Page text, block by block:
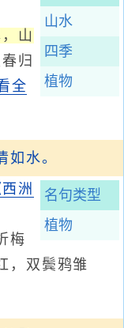
山水
四季
植物
山
归
全
如水。
名句类型
植物
西洲
梅
，双鬓鸦雏